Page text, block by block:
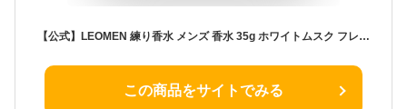
【公式】LEOMEN 練り香水 メンズ 香水 35g ホワイトムスク フレグランスバーム ねり香水 お試し 練香水 男性 ギフト プレゼント シトラス オーシャン ムスク 3種 メンズ用 フレグランス アロマ フレグランスクリーム 送料無料 メール便
この商品をサイトでみる